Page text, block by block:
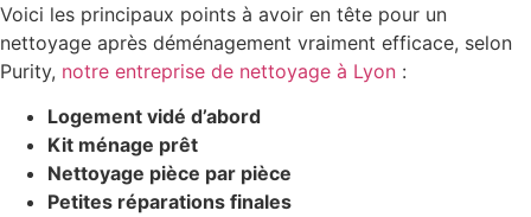
Voici les principaux points à avoir en tête pour un
nettoyage après déménagement vraiment efficace, selon
Purity, notre entreprise de nettoyage à Lyon :
Logement vidé d’abord
Kit ménage prêt
Nettoyage pièce par pièce
Petites réparations finales